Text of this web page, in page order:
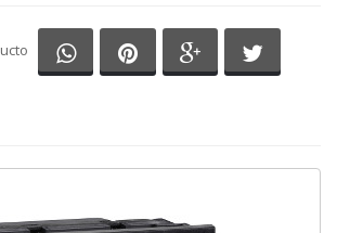
Compartir en Whatsapp
Compartir en Pinterest
Compartir en